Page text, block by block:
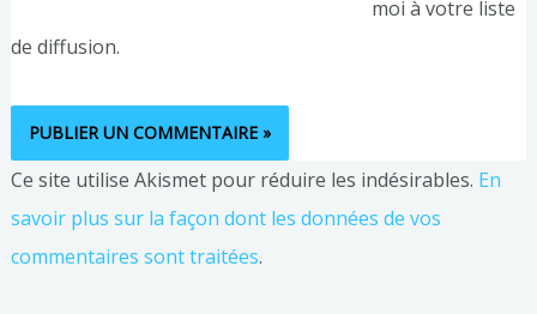
moi à votre liste
de diffusion.
Ce site utilise Akismet pour réduire les indésirables. En
savoir plus sur la façon dont les données de vos
commentaires sont traitées.